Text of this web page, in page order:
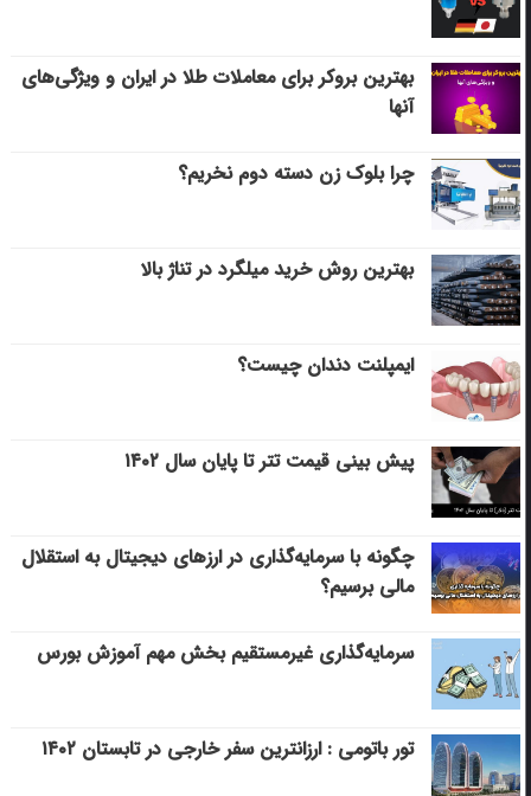
بهترین بروکر برای معاملات طلا در ایران و ویژگی‌های
آنها
چرا بلوک زن دسته دوم نخریم؟
بهترین روش خرید میلگرد در تناژ بالا
ایمپلنت دندان چیست؟
پیش بینی قیمت تتر تا پایان سال ۱۴۰۲
چگونه با سرمایه‌گذاری در ارزهای دیجیتال به استقلال
مالی برسیم؟
سرمایه‌گذاری غیرمستقیم بخش مهم آموزش بورس
تور باتومی : ارزانترین سفر خارجی در تابستان ۱۴۰۲